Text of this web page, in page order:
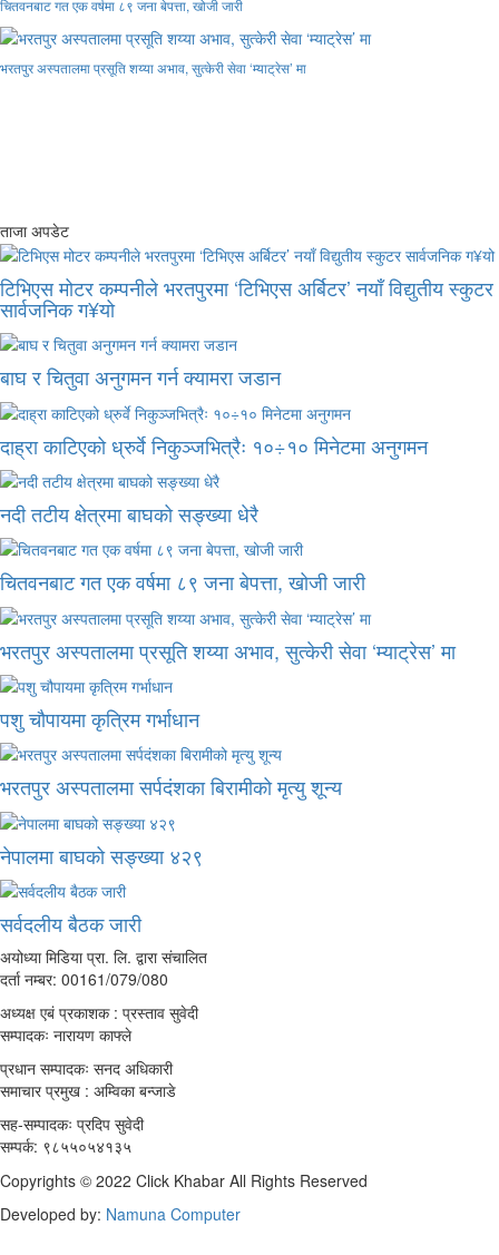
चितवनबाट गत एक वर्षमा ८९ जना बेपत्ता, खोजी जारी
भरतपुर अस्पतालमा प्रसूति शय्या अभाव, सुत्केरी सेवा ‘म्याट्रेस’ मा
ताजा अपडेट
टिभिएस मोटर कम्पनीले भरतपुरमा ‘टिभिएस अर्बिटर’ नयाँ विद्युतीय स्कुटर
सार्वजनिक ग¥यो
बाघ र चितुवा अनुगमन गर्न क्यामरा जडान
दाह्रा काटिएको ध्रुर्वे निकुञ्जभित्रैः १०÷१० मिनेटमा अनुगमन
नदी तटीय क्षेत्रमा बाघको सङ्ख्या धेरै
चितवनबाट गत एक वर्षमा ८९ जना बेपत्ता, खोजी जारी
भरतपुर अस्पतालमा प्रसूति शय्या अभाव, सुत्केरी सेवा ‘म्याट्रेस’ मा
पशु चौपायमा कृत्रिम गर्भाधान
भरतपुर अस्पतालमा सर्पदंशका बिरामीको मृत्यु शून्य
नेपालमा बाघको सङ्ख्या ४२९
सर्वदलीय बैठक जारी
अयोध्या मिडिया प्रा. लि. द्वारा संचालित
दर्ता नम्बर: 00161/079/080
अध्यक्ष एबं प्रकाशक : प्रस्ताव सुवेदी
सम्पादकः नारायण काफ्ले
प्रधान सम्पादकः सनद अधिकारी
समाचार प्रमुख : अम्विका बन्जाडे
सह-सम्पादकः प्रदिप सुवेदी
सम्पर्क: ९८५५०५४१३५
Copyrights © 2022 Click Khabar All Rights Reserved
Developed by: Namuna Computer